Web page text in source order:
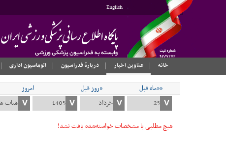
English
خانه
عناوین اخبار دربارهٔ فدراسیون اتوماسیون اداری
««ماه قبل «روز قبل امروز
هیچ مطلبی با مشخصات خواسته‌شده یافت نشد!